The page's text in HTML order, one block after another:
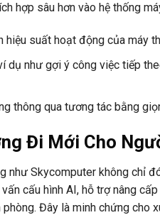
hợp sâu hơn vào hệ thống
suất hoạt động của máy
dụ như gợi ý công việc tiếp
thông qua tương tác bằng
Đi Mới Cho
như Skycomputer không chỉ
cấu hình AI, hỗ trợ nâng
Đây là minh chứng cho